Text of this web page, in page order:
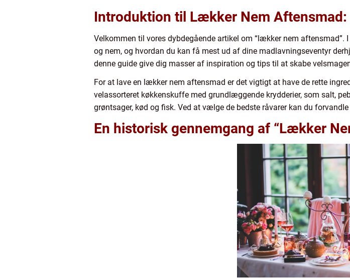
Introduktion til Lækker Nem Aftensmad:
Velkommen til vores dybdegående artikel om “lækker nem
og nem, og hvordan du kan få mest ud af dine madlavningseventyr
denne guide give dig masser af inspiration og tips til at skabe
For at lave en lækker nem aftensmad er det vigtigt at have de rette
velassorteret køkkenskuffe med grundlæggende krydderier, som salt,
grøntsager, kød og fisk. Ved at vælge de bedste råvarer kan du
En historisk gennemgang af “Lækker